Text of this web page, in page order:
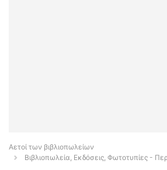
Αετοί των βιβλιοπωλείων
Βιβλιοπωλεία, Εκδόσεις, Φωτοτυπίες -